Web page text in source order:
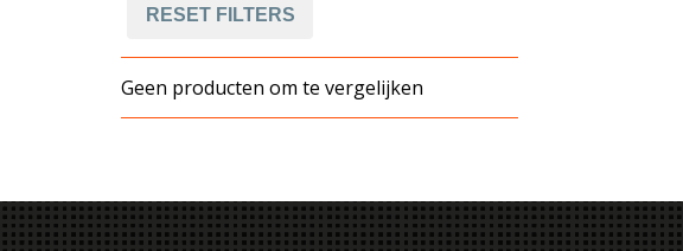
RESET FILTERS
Geen producten om te vergelijken